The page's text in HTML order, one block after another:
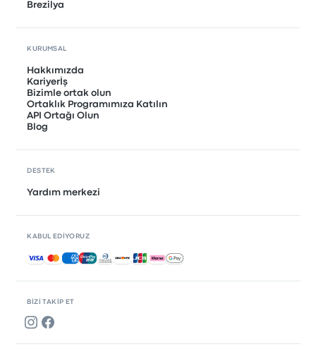
BIZI TAKIP ET
Brezilya
KURUMSAL
Hakkımızda
Kariyerİş
Bizimle ortak olun
Ortaklık Programımıza Katılın
API Ortağı Olun
Blog
DESTEK
Yardım merkezi
KABUL EDIYORUZ
Kabul edilen ödemeler